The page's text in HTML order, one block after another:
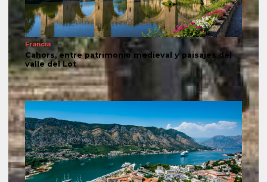
Francia
Cahors, entre patrimonio medieval y paisajes del
valle del Lot